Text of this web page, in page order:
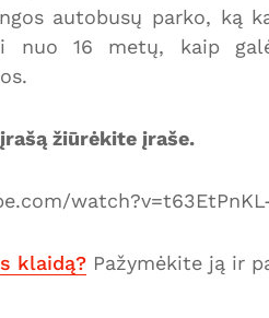
autobusų parko, ką
nuo 16 metų, kaip
žiūrėkite įraše.
klaidą? Pažymėkite ją ir